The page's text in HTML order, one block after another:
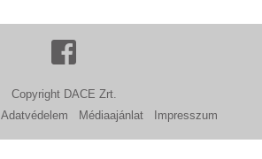
Copyright DACE Zrt.
Adatvédelem Médiaajánlat Impresszum